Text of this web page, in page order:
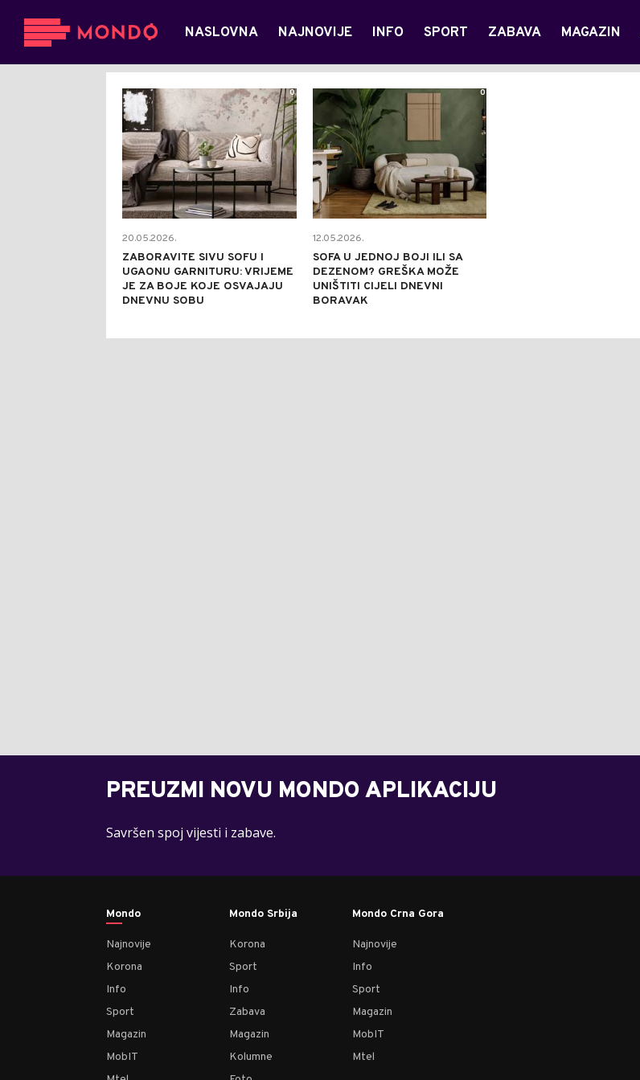
NASLOVNA NAJNOVIJE INFO SPORT ZABAVA MAGAZIN
20.05.2026.
ZABORAVITE SIVU SOFU I
UGAONU GARNITURU: VRIJEME
JE ZA BOJE KOJE OSVAJAJU
DNEVNU SOBU
0
12.05.2026.
SOFA U JEDNOJ BOJI ILI SA
DEZENOM? GREŠKA MOŽE
UNIŠTITI CIJELI DNEVNI
BORAVAK
0
PREUZMI NOVU MONDO APLIKACIJU
Savršen spoj vijesti i zabave.
Mondo
Najnovije
Korona
Info
Sport
Magazin
MobIT
Mondo Srbija
Korona
Sport
Info
Zabava
Magazin
Kolumne
Mondo Crna Gora
Najnovije
Info
Sport
Magazin
MobIT
Mtel